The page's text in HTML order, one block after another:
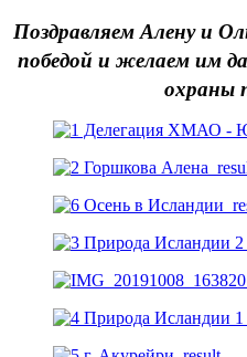
Поздравляем Алену и
победой и желаем им
охраны